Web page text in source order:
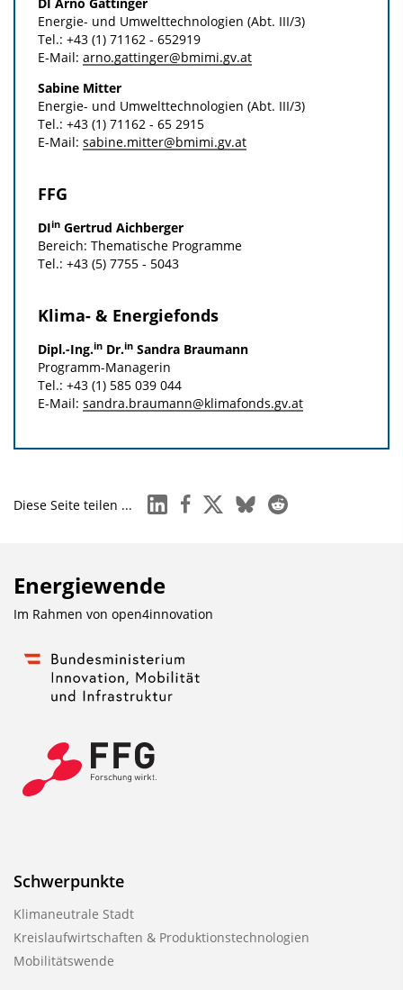
Energie- und Umwelt­technologien (Abt. III/3)
Tel.: +43 (1) 71162 - 652919
E-Mail: arno.gattinger@bmimi.gv.at
Sabine Mitter
Energie- und Umwelt­technologien (Abt. III/3)
Tel.: +43 (1) 71162 - 65 2915
E-Mail: sabine.mitter@bmimi.gv.at
FFG
DIin Gertrud Aichberger
Bereich: Thematische Programme
Tel.: +43 (5) 7755 - 5043
Klima- & Energiefonds
Dipl.-Ing.in Dr.in Sandra Braumann
Programm-Managerin
Tel.: +43 (1) 585 039 044
E-Mail: sandra.braumann@klimafonds.gv.at
Diese Seite teilen ... linkedinfacebook
x blueskyreddit
Energiewende
Im Rahmen von open4innovation
Schwerpunkte
Klimaneutrale Stadt
Kreislaufwirtschaften & Produktionstechnologien
Mobilitätswende